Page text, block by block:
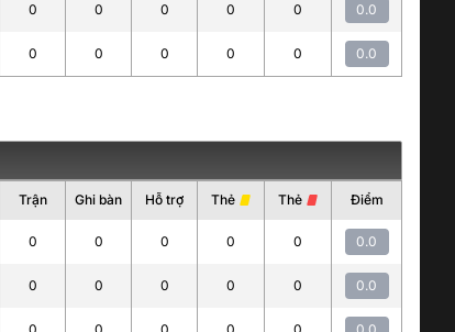
0 0 0 0 0 0.0
0 0 0 0 0 0.0
Trận Ghi bàn Hỗ trợ Thẻ Thẻ Điểm
0 0 0 0 0 0.0
0 0 0 0 0 0.0